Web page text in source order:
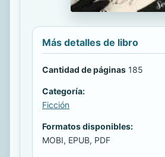
Más detalles de libro
Cantidad de páginas 185
Categoría:
Ficción
Formatos disponibles:
MOBI, EPUB, PDF